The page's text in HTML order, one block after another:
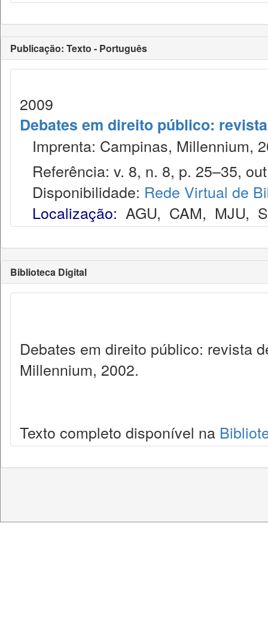
Publicação: Texto - Português
2009
Debates em direito público:
Imprenta: Campinas, Millennium,
Referência: v. 8, n. 8, p. 25–35,
Disponibilidade: Rede Virtual de
Localização: AGU, CAM, MJU,
Biblioteca Digital
Debates em direito público: revista
Millennium, 2002.
Texto completo disponível na